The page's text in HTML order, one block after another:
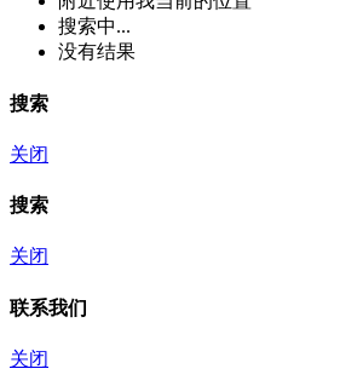
搜索中...
没有结果
搜索
关闭
搜索
关闭
联系我们
关闭